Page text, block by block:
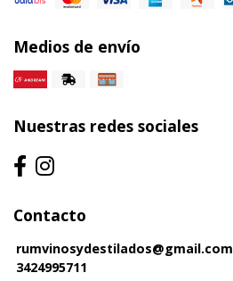
Medios de envío
Nuestras redes sociales
Contacto
rumvinosydestilados@gmail.com
3424995711